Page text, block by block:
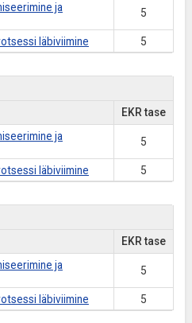
ja
5
läbiviimine 5
EKR tase
ja
5
läbiviimine 5
EKR tase
ja
5
läbiviimine 5